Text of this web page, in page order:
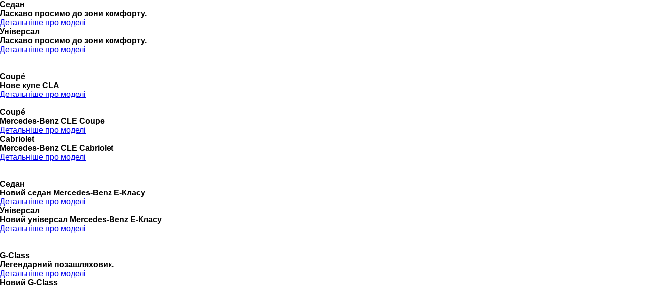
Седан
Ласкаво просимо до зони комфорту.
Детальніше про моделі
Універсал
Ласкаво просимо до зони комфорту.
Детальніше про моделі
Coupé
Нове купе CLA
Детальніше про моделі
Coupé
Mercedes-Benz CLE Coupe
Детальніше про моделі
Cabriolet
Mercedes-Benz CLE Cabriolet
Детальніше про моделі
Седан
Новий седан Mercedes-Benz Е-Класу
Детальніше про моделі
Універсал
Новий універсал Mercedes-Benz E-Класу
Детальніше про моделі
G-Class
Легендарний позашляховик.
Детальніше про моделі
Новий G-Class